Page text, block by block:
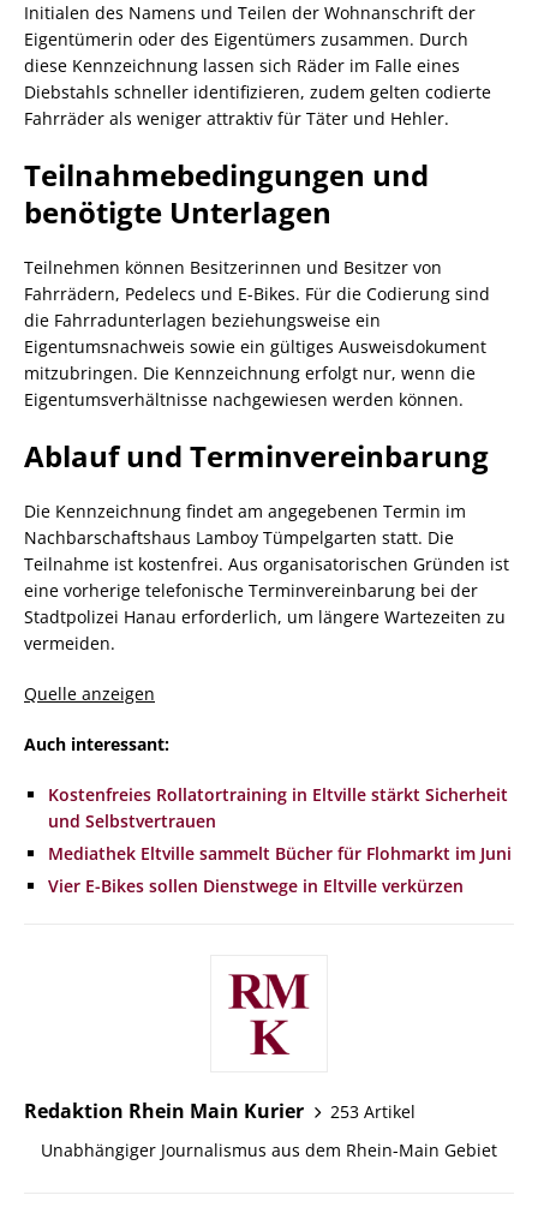
Initialen des Namens und Teilen der Wohnanschrift der
Eigentümerin oder des Eigentümers zusammen. Durch
diese Kennzeichnung lassen sich Räder im Falle eines
Diebstahls schneller identifizieren, zudem gelten codierte
Fahrräder als weniger attraktiv für Täter und Hehler.
Teilnahmebedingungen und
benötigte Unterlagen
Teilnehmen können Besitzerinnen und Besitzer von
Fahrrädern, Pedelecs und E-Bikes. Für die Codierung sind
die Fahrradunterlagen beziehungsweise ein
Eigentumsnachweis sowie ein gültiges Ausweisdokument
mitzubringen. Die Kennzeichnung erfolgt nur, wenn die
Eigentumsverhältnisse nachgewiesen werden können.
Ablauf und Terminvereinbarung
Die Kennzeichnung findet am angegebenen Termin im
Nachbarschaftshaus Lamboy Tümpelgarten statt. Die
Teilnahme ist kostenfrei. Aus organisatorischen Gründen ist
eine vorherige telefonische Terminvereinbarung bei der
Stadtpolizei Hanau erforderlich, um längere Wartezeiten zu
vermeiden.
Quelle anzeigen
Auch interessant:
Kostenfreies Rollatortraining in Eltville stärkt Sicherheit
und Selbstvertrauen
Mediathek Eltville sammelt Bücher für Flohmarkt im Juni
Vier E-Bikes sollen Dienstwege in Eltville verkürzen
Redaktion Rhein Main Kurier
253 Artikel
Unabhängiger Journalismus aus dem Rhein-Main Gebiet